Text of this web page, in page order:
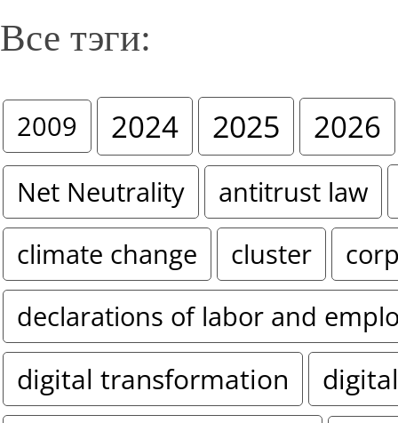
Все тэги:
2009 2024 2025 2026
Net Neutrality
antitrust law
climate change
cluster
declarations of labor and
digital transformation